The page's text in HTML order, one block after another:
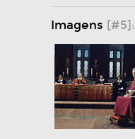
Imagens [#5]: